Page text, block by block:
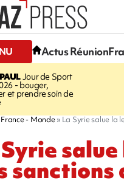
Actus Réunion
Jour de Sport
- bouger,
et prendre soin de
France - Monde La Syrie salue la
sanctions